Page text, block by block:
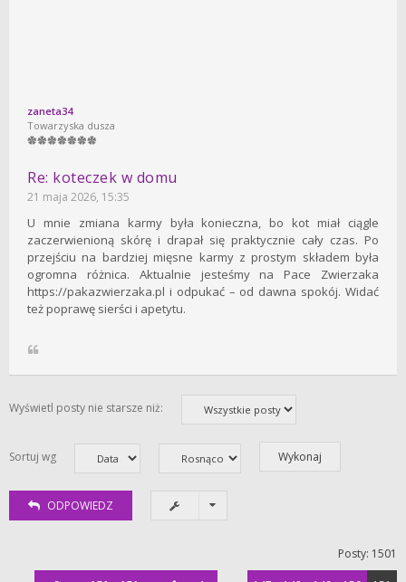
zaneta34
Towarzyska dusza
Re: koteczek w domu
21 maja 2026, 15:35
U mnie zmiana karmy była konieczna, bo kot miał ciągle
zaczerwienioną skórę i drapał się praktycznie cały czas. Po
przejściu na bardziej mięsne karmy z prostym składem była
ogromna różnica. Aktualnie jesteśmy na Pace Zwierzaka
https://pakazwierzaka.pl i odpukać – od dawna spokój. Widać
też poprawę sierści i apetytu.
Wyświetl posty nie starsze niż:
Sortuj wg
ODPOWIEDZ
Posty: 1501